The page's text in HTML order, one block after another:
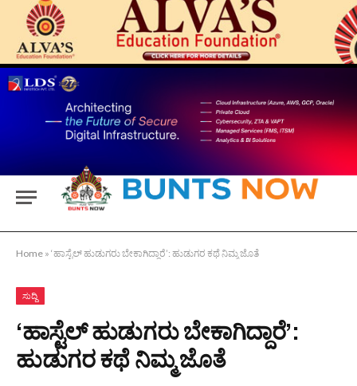
Home » ‘ಹಾಸ್ಟೆಲ್‌ ಹುಡುಗರು ಬೇಕಾಗಿದ್ದಾರೆ’: ಹುಡುಗರ ಕಥೆ ನಿಮ್ಮ ಜೊತೆ
ಸುದ್ದಿ
‘ಹಾಸ್ಟೆಲ್‌ ಹುಡುಗರು ಬೇಕಾಗಿದ್ದಾರೆ’:
ಹುಡುಗರ ಕಥೆ ನಿಮ್ಮ ಜೊತೆ